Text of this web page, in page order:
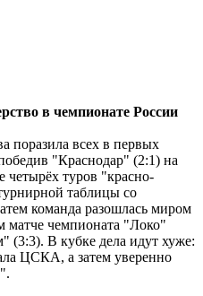
в чемпионате России
поразила всех в первых
"Краснодар" (2:1) на
четырёх туров "красно-
таблицы со
команда разошлась миром
матче чемпионата "Локо"
(3:3). В кубке дела идут хуже:
ЦСКА, а затем уверенно